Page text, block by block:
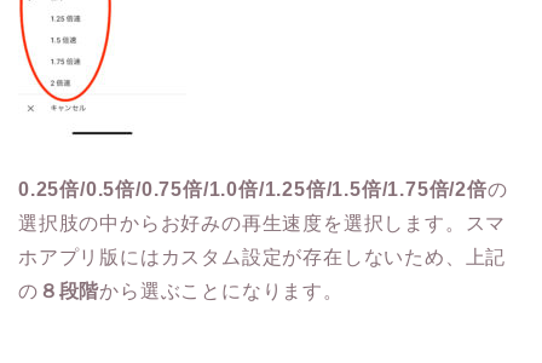
0.25倍/0.5倍/0.75倍/1.0倍/1.25倍/1.5倍/1.75倍/2倍の
選択肢の中からお好みの再生速度を選択します。スマ
ホアプリ版にはカスタム設定が存在しないため、上記
の ８段階から選ぶことになります。